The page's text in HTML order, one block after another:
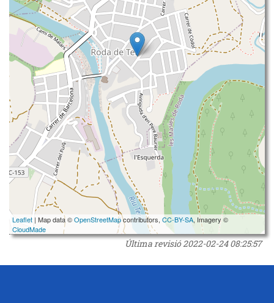
Leaflet | Map data ©OpenStreetMapcontributors, CC-BY-SA, Imagery ©
CloudMade
Última revisió2022-02-24 08:25:57